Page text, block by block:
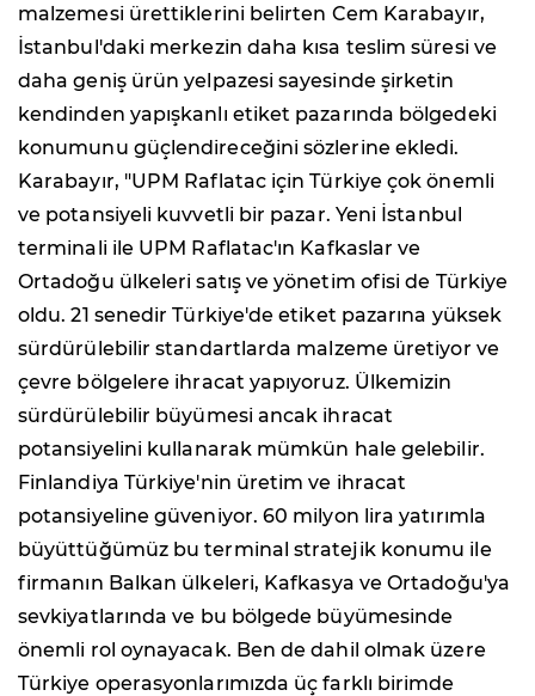
malzemesi ürettiklerini belirten Cem Karabayır,
İstanbul'daki merkezin daha kısa teslim süresi ve
daha geniş ürün yelpazesi sayesinde şirketin
kendinden yapışkanlı etiket pazarında bölgedeki
konumunu güçlendireceğini sözlerine ekledi.
Karabayır, "UPM Raflatac için Türkiye çok önemli
ve potansiyeli kuvvetli bir pazar. Yeni İstanbul
terminali ile UPM Raflatac'ın Kafkaslar ve
Ortadoğu ülkeleri satış ve yönetim ofisi de Türkiye
oldu. 21 senedir Türkiye'de etiket pazarına yüksek
sürdürülebilir standartlarda malzeme üretiyor ve
çevre bölgelere ihracat yapıyoruz. Ülkemizin
sürdürülebilir büyümesi ancak ihracat
potansiyelini kullanarak mümkün hale gelebilir.
Finlandiya Türkiye'nin üretim ve ihracat
potansiyeline güveniyor. 60 milyon lira yatırımla
büyüttüğümüz bu terminal stratejik konumu ile
firmanın Balkan ülkeleri, Kafkasya ve Ortadoğu'ya
sevkiyatlarında ve bu bölgede büyümesinde
önemli rol oynayacak. Ben de dahil olmak üzere
Türkiye operasyonlarımızda üç farklı birimde